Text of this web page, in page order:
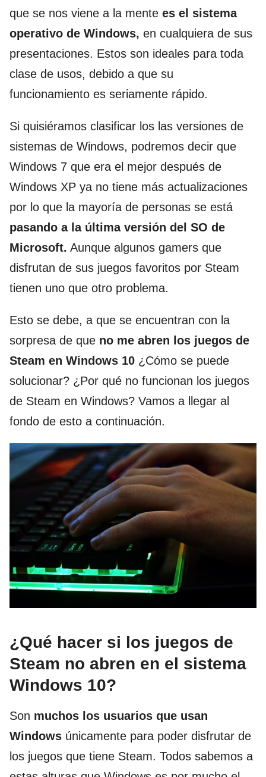
que se nos viene a la mente es el sistema
operativo de Windows, en cualquiera de sus
presentaciones. Estos son ideales para toda
clase de usos, debido a que su
funcionamiento es seriamente rápido.
Si quisiéramos clasificar los las versiones de
sistemas de Windows, podremos decir que
Windows 7 que era el mejor después de
Windows XP ya no tiene más actualizaciones
por lo que la mayoría de personas se está
pasando a la última versión del SO de
Microsoft. Aunque algunos gamers que
disfrutan de sus juegos favoritos por Steam
tienen uno que otro problema.
Esto se debe, a que se encuentran con la
sorpresa de que no me abren los juegos de
Steam en Windows 10 ¿Cómo se puede
solucionar? ¿Por qué no funcionan los juegos
de Steam en Windows? Vamos a llegar al
fondo de esto a continuación.
¿Qué hacer si los juegos de
Steam no abren en el sistema
Windows 10?
Son muchos los usuarios que usan
Windows únicamente para poder disfrutar de
los juegos que tiene Steam. Todos sabemos a